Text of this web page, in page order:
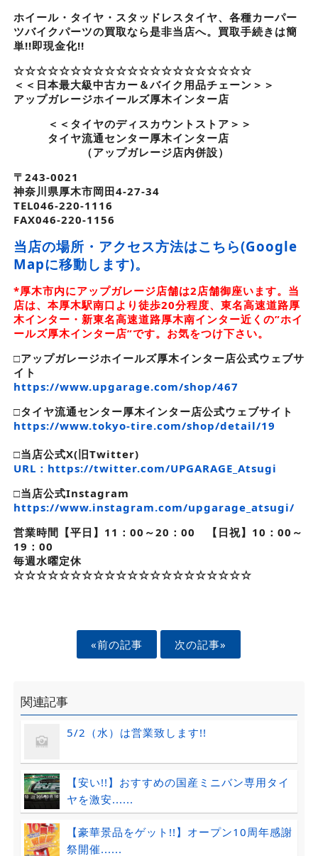
ホイール・タイヤ・スタッドレスタイヤ、各種カーパー
ツバイクパーツの買取なら是非当店へ。買取手続きは簡
単!!即現金化!!
☆☆☆☆☆☆☆☆☆☆☆☆☆☆☆☆☆☆☆☆☆
＜＜日本最大級中古カー＆バイク用品チェーン＞＞
アップガレージホイールズ厚木インター店
＜＜タイヤのディスカウントストア＞＞
タイヤ流通センター厚木インター店
（アップガレージ店内併設）
〒243-0021
神奈川県厚木市岡田4-27-34
TEL046-220-1116
FAX046-220-1156
当店の場所・アクセス方法はこちら(Google
Mapに移動します)。
*厚木市内にアップガレージ店舗は2店舗御座います。当
店は、本厚木駅南口より徒歩20分程度、東名高速道路厚
木インター・新東名高速道路厚木南インター近くの”ホイ
ールズ厚木インター店”です。お気をつけ下さい。
□アップガレージホイールズ厚木インター店公式ウェブサ
イト
https://www.upgarage.com/shop/467
□タイヤ流通センター厚木インター店公式ウェブサイト
https://www.tokyo-tire.com/shop/detail/19
□当店公式X(旧Twitter)
URL：https://twitter.com/UPGARAGE_Atsugi
□当店公式Instagram
https://www.instagram.com/upgarage_atsugi/
営業時間【平日】11：00～20：00 【日祝】10：00～
19：00
毎週水曜定休
☆☆☆☆☆☆☆☆☆☆☆☆☆☆☆☆☆☆☆☆☆
«前の記事 次の記事»
関連記事
5/2（水）は営業致します!!
【安い!!】おすすめの国産ミニバン専用タイ
ヤを激安......
【豪華景品をゲット!!】オープン10周年感謝
祭開催......